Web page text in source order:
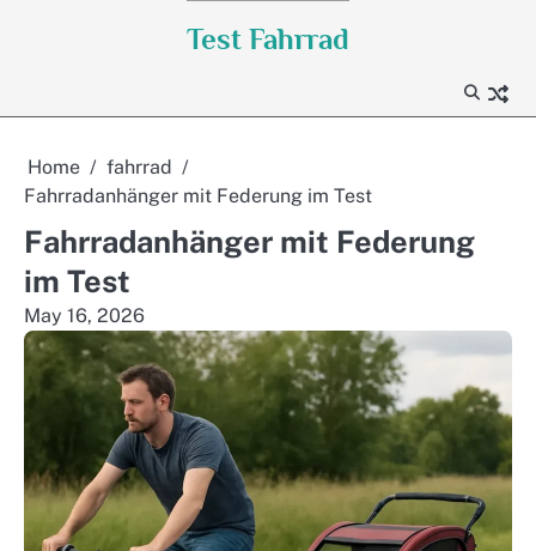
Test Fahrrad
Home
fahrrad
Fahrradanhänger mit Federung im Test
Fahrradanhänger mit Federung
im Test
May 16, 2026